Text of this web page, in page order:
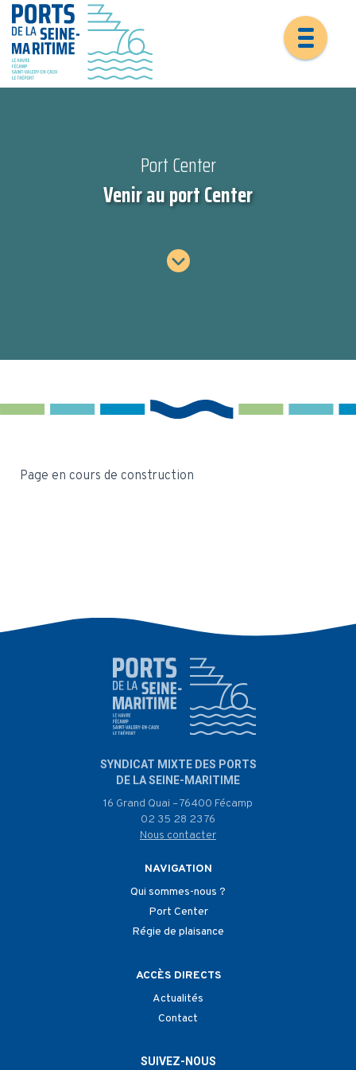
Port Center
Venir au port Center
Page en cours de construction
SYNDICAT MIXTE DES PORTS
DE LA SEINE-MARITIME
16 Grand Quai – 76400 Fécamp
02 35 28 23 76
Nous contacter
NAVIGATION
Qui sommes-nous ?
Port Center
Régie de plaisance
ACCÈS DIRECTS
Actualités
Contact
SUIVEZ-NOUS